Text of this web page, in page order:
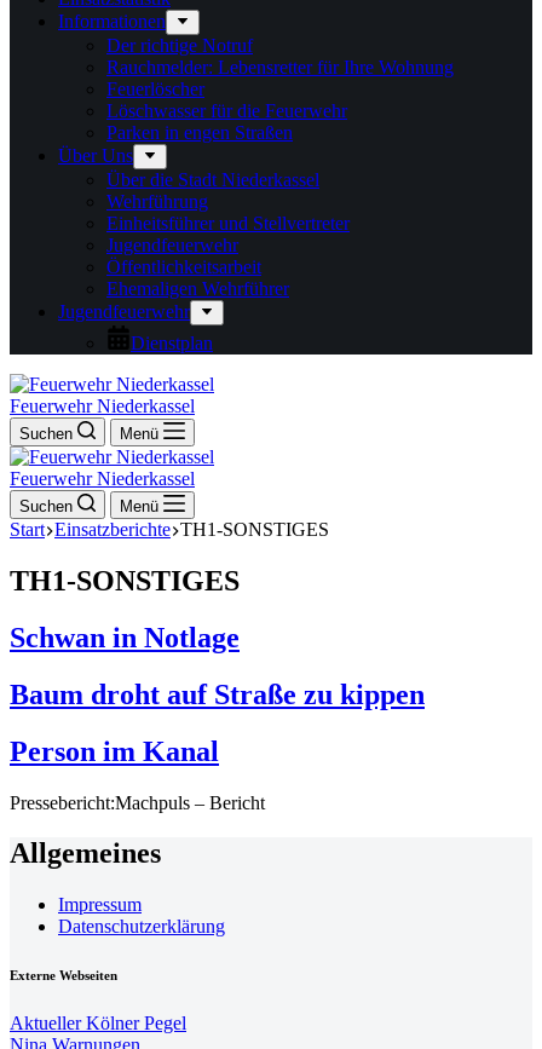
Informationen
Der richtige Notruf
Rauchmelder: Lebensretter für Ihre Wohnung
Feuerlöscher
Löschwasser für die Feuerwehr
Parken in engen Straßen
Über Uns
Über die Stadt Niederkassel
Wehrführung
Einheitsführer und Stellvertreter
Jugendfeuerwehr
Öffentlichkeitsarbeit
Ehemaligen Wehrführer
Jugendfeuerwehr
Dienstplan
Feuerwehr Niederkassel
Suchen Menü
Feuerwehr Niederkassel
Suchen Menü
Start Einsatzberichte TH1-SONSTIGES
TH1-SONSTIGES
Schwan in Notlage
Baum droht auf Straße zu kippen
Person im Kanal
Pressebericht:Machpuls – Bericht
Allgemeines
Impressum
Datenschutzerklärung
Externe Webseiten
Aktueller Kölner Pegel